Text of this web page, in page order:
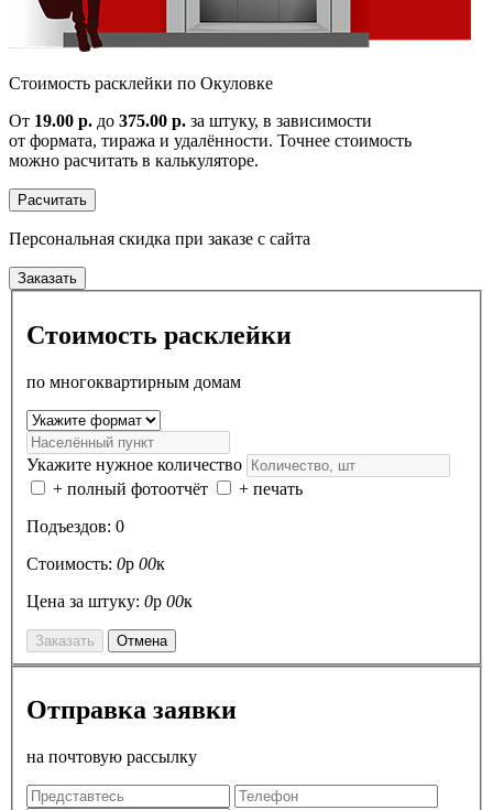
Cтоимость расклейки по Окуловке
От 19.00 р. до 375.00 р. за штуку, в зависимости
от формата, тиража и удалённости. Точнее стоимость
можно расчитать в калькуляторе.
Расчитать
Персональная скидка при заказе с сайта
Заказать
Стоимость расклейки
по многоквартирным домам
Укажите нужное количество
+ полный фотоотчёт
+ печать
Подъездов: 0
Стоимость: 0р 00к
Цена за штуку: 0р 00к
Заказать Отмена
Отправка заявки
на почтовую рассылку